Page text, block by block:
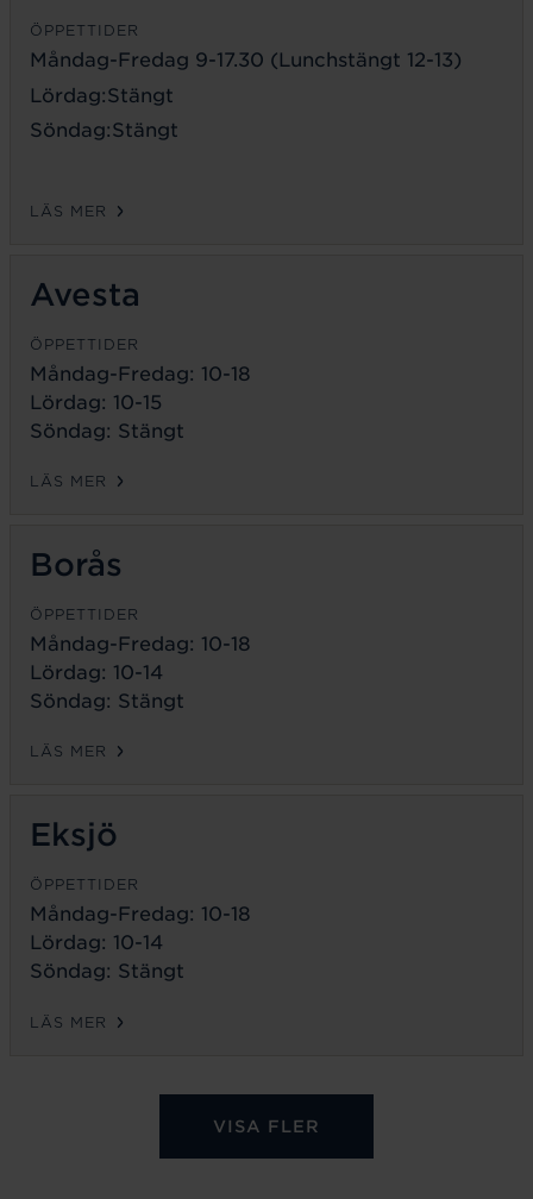
ÖPPETTIDER
Måndag-Fredag 9-17.30 (Lunchstängt 12-13)
Lördag:Stängt
Söndag:Stängt
LÄS MER
Avesta
ÖPPETTIDER
Måndag-Fredag: 10-18
Lördag: 10-15
Söndag: Stängt
LÄS MER
Borås
ÖPPETTIDER
Måndag-Fredag: 10-18
Lördag: 10-14
Söndag: Stängt
LÄS MER
Eksjö
ÖPPETTIDER
Måndag-Fredag: 10-18
Lördag: 10-14
Söndag: Stängt
LÄS MER
VISA FLER